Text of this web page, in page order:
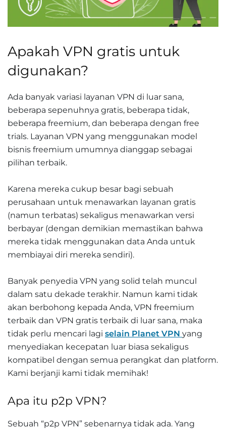
Apakah VPN gratis untuk
digunakan?
Ada banyak variasi layanan VPN di luar sana,
beberapa sepenuhnya gratis, beberapa tidak,
beberapa freemium, dan beberapa dengan free
trials. Layanan VPN yang menggunakan model
bisnis freemium umumnya dianggap sebagai
pilihan terbaik.
Karena mereka cukup besar bagi sebuah
perusahaan untuk menawarkan layanan gratis
(namun terbatas) sekaligus menawarkan versi
berbayar (dengan demikian memastikan bahwa
mereka tidak menggunakan data Anda untuk
membiayai diri mereka sendiri).
Banyak penyedia VPN yang solid telah muncul
dalam satu dekade terakhir. Namun kami tidak
akan berbohong kepada Anda, VPN freemium
terbaik dan VPN gratis terbaik di luar sana, maka
tidak perlu mencari lagi selain Planet VPN yang
menyediakan kecepatan luar biasa sekaligus
kompatibel dengan semua perangkat dan platform.
Kami berjanji kami tidak memihak!
Apa itu p2p VPN?
Sebuah “p2p VPN” sebenarnya tidak ada. Yang